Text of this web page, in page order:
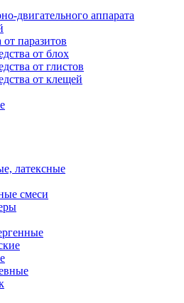
двигательного аппарата
от паразитов
от блох
от глистов
от клещей
латексные
смеси